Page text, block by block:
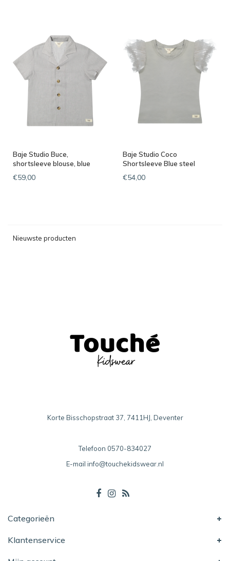
Baje Studio Buce,
shortsleeve blouse, blue
€59,00
Baje Studio Coco
Shortsleeve Blue steel
€54,00
Nieuwste producten
Korte Bisschopstraat 37, 7411HJ, Deventer
Telefoon 0570-834027
E-mail info@touchekidswear.nl
Categorieën
Klantenservice